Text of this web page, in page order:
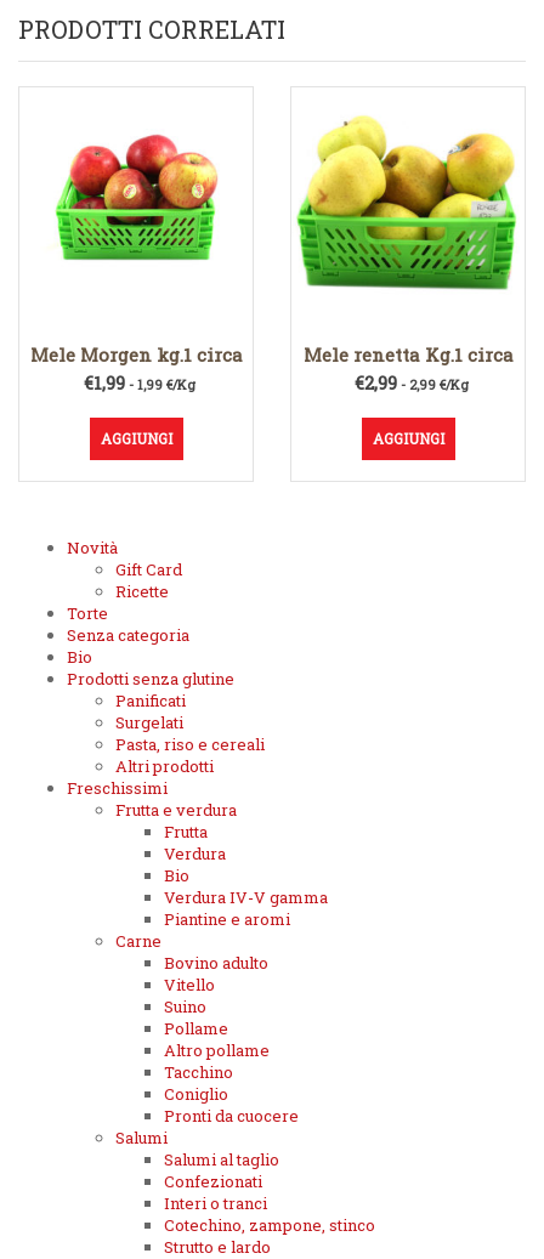
PRODOTTI CORRELATI
Mele Morgen kg.1 circa
€1,99- 1,99 €/Kg
AGGIUNGI
Mele renetta Kg.1 circa
€2,99- 2,99 €/Kg
AGGIUNGI
Novità
Gift Card
Ricette
Torte
Senza categoria
Bio
Prodotti senza glutine
Panificati
Surgelati
Pasta, riso e cereali
Altri prodotti
Freschissimi
Frutta e verdura
Frutta
Verdura
Bio
Verdura IV-V gamma
Piantine e aromi
Carne
Bovino adulto
Vitello
Suino
Pollame
Altro pollame
Tacchino
Coniglio
Pronti da cuocere
Salumi
Salumi al taglio
Confezionati
Interi o tranci
Cotechino, zampone, stinco
Strutto e lardo